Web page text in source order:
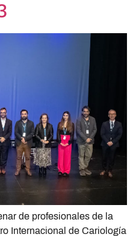
de profesionales de la
Internacional de Cariología